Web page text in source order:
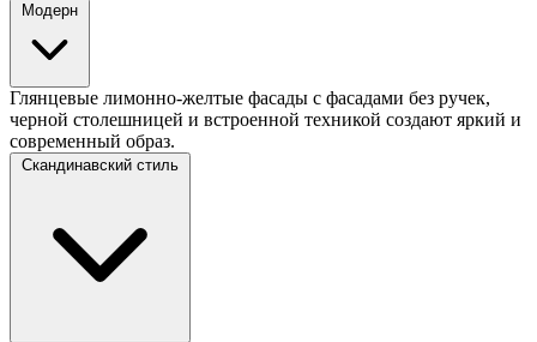
Модерн
Глянцевые лимонно-желтые фасады с фасадами без ручек,
черной столешницей и встроенной техникой создают яркий и
современный образ.
Скандинавский стиль